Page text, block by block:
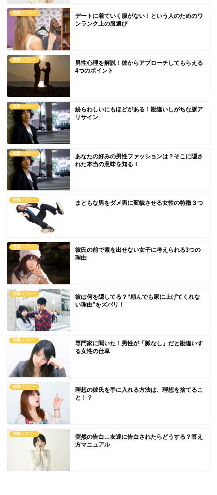
恋愛ハウツー
デートに着ていく服がない！という人のためのワ
ンランク上の服選び
恋愛ハウツー
男性心理を解説！彼からアプローチしてもらえる
4つのポイント
恋愛ハウツー
紛らわしいにもほどがある！勘違いしがちな脈ア
リサイン
恋愛ハウツー
あなたの好みの男性ファッションは？そこに隠さ
れた本当の意味を知る！
恋愛ハウツー まともな男をダメ男に変貌させる女性の特徴３つ
恋愛ハウツー
彼氏の前で素を出せない女子に考えられる3つの
理由
恋愛ハウツー
彼は何を隠してる？“頼んでも家に上げてくれな
い理由”をズバリ！
恋愛ハウツー
専門家に聞いた！男性が「脈なし」だと勘違いす
る女性の仕草
恋愛ハウツー
理想の彼氏を手に入れる方法は、理想を捨てるこ
と！？
恋愛ハウツー
突然の告白…友達に告白されたらどうする？答え
方マニュアル